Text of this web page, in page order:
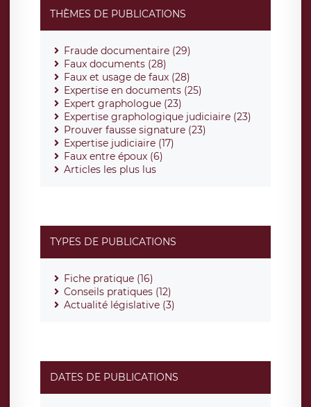
THÈMES DE PUBLICATIONS
Fraude documentaire (29)
Faux documents (28)
Faux et usage de faux (28)
Expertise en documents (25)
Expert graphologue (23)
Expertise graphologique judiciaire (23)
Prouver fausse signature (23)
Expertise judiciaire (17)
Faux entre époux (6)
Articles les plus lus
TYPES DE PUBLICATIONS
Fiche pratique (16)
Conseils pratiques (12)
Actualité législative (3)
DATES DE PUBLICATIONS